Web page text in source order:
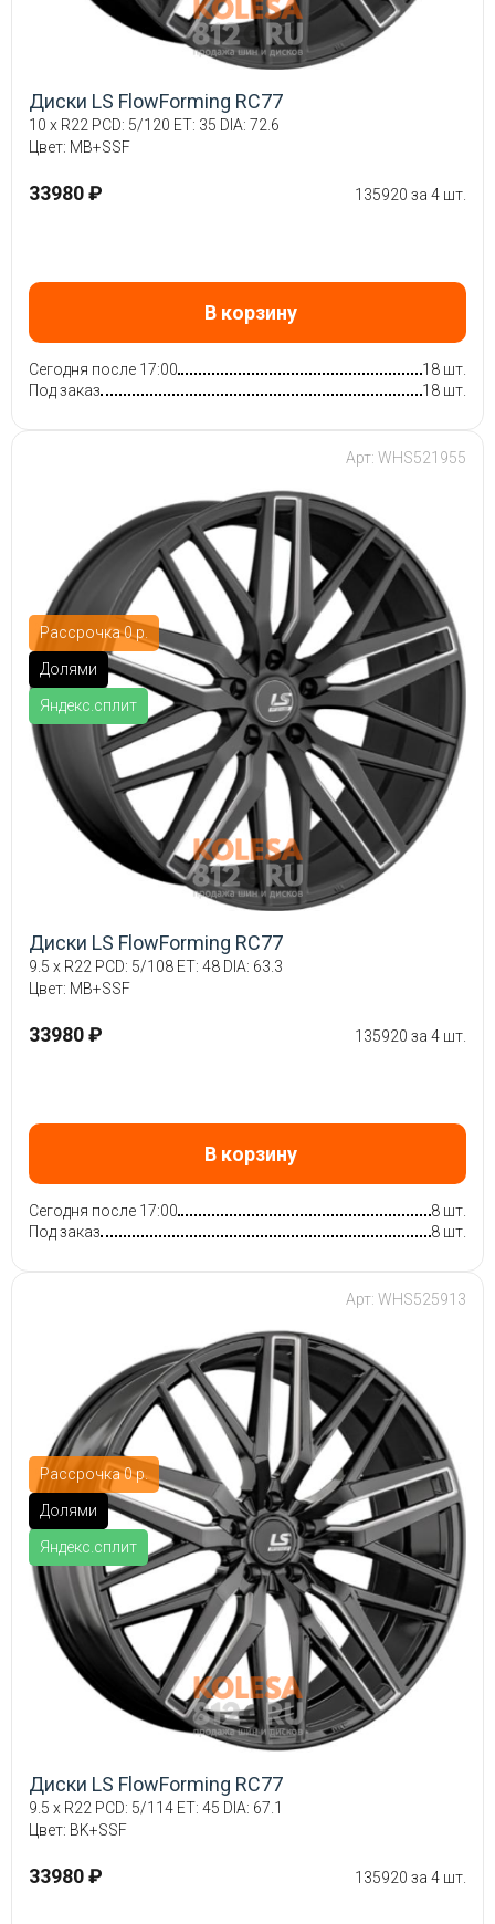
Диски LS FlowForming RC77
10 x R22 PCD: 5/120 ET: 35 DIA: 72.6
Цвет: MB+SSF
33980 ₽ 135920 за 4 шт.
В корзину
Сегодня после 17:00
18 шт.
Под заказ
18 шт.
Рассрочка 0 р.
Долями
Яндекс.сплит
Арт: WHS521955
Диски LS FlowForming RC77
9.5 x R22 PCD: 5/108 ET: 48 DIA: 63.3
Цвет: MB+SSF
33980 ₽ 135920 за 4 шт.
В корзину
Сегодня после 17:00
8 шт.
Под заказ
8 шт.
Рассрочка 0 р.
Долями
Яндекс.сплит
Арт: WHS525913
Диски LS FlowForming RC77
9.5 x R22 PCD: 5/114 ET: 45 DIA: 67.1
Цвет: BK+SSF
33980 ₽ 135920 за 4 шт.